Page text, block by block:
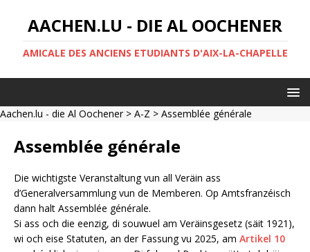
AACHEN.LU - DIE AL OOCHENER
AMICALE DES ANCIENS ETUDIANTS D'AIX-LA-CHAPELLE
Aachen.lu - die Al Oochener> A-Z > Assemblée générale
Assemblée générale
Die wichtigste Veranstaltung vun all Veräin ass
d’Generalversammlung vun de Memberen. Op Amtsfranzéisch
dann halt Assemblée générale.
Si ass och die eenzig, di souwuel am Veräinsgesetz (säit 1921),
wi och eise Statuten, an der Fassung vu 2025, am Artikel 10